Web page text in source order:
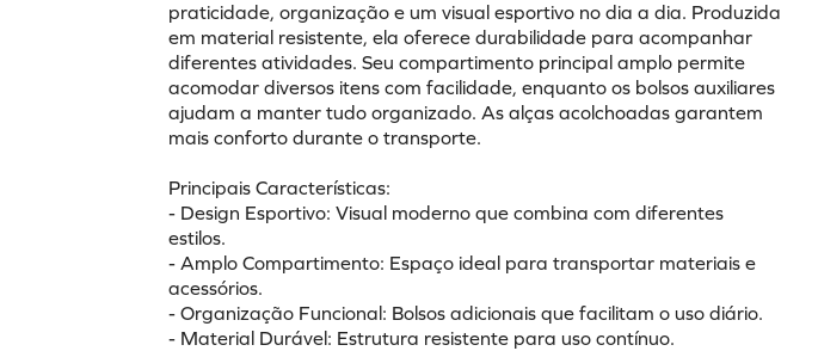
praticidade, organização e um visual esportivo no dia a dia. Produzida
em material resistente, ela oferece durabilidade para acompanhar
diferentes atividades. Seu compartimento principal amplo permite
acomodar diversos itens com facilidade, enquanto os bolsos auxiliares
ajudam a manter tudo organizado. As alças acolchoadas garantem
mais conforto durante o transporte.
Principais Características:
- Design Esportivo: Visual moderno que combina com diferentes
estilos.
- Amplo Compartimento: Espaço ideal para transportar materiais e
acessórios.
- Organização Funcional: Bolsos adicionais que facilitam o uso diário.
- Material Durável: Estrutura resistente para uso contínuo.